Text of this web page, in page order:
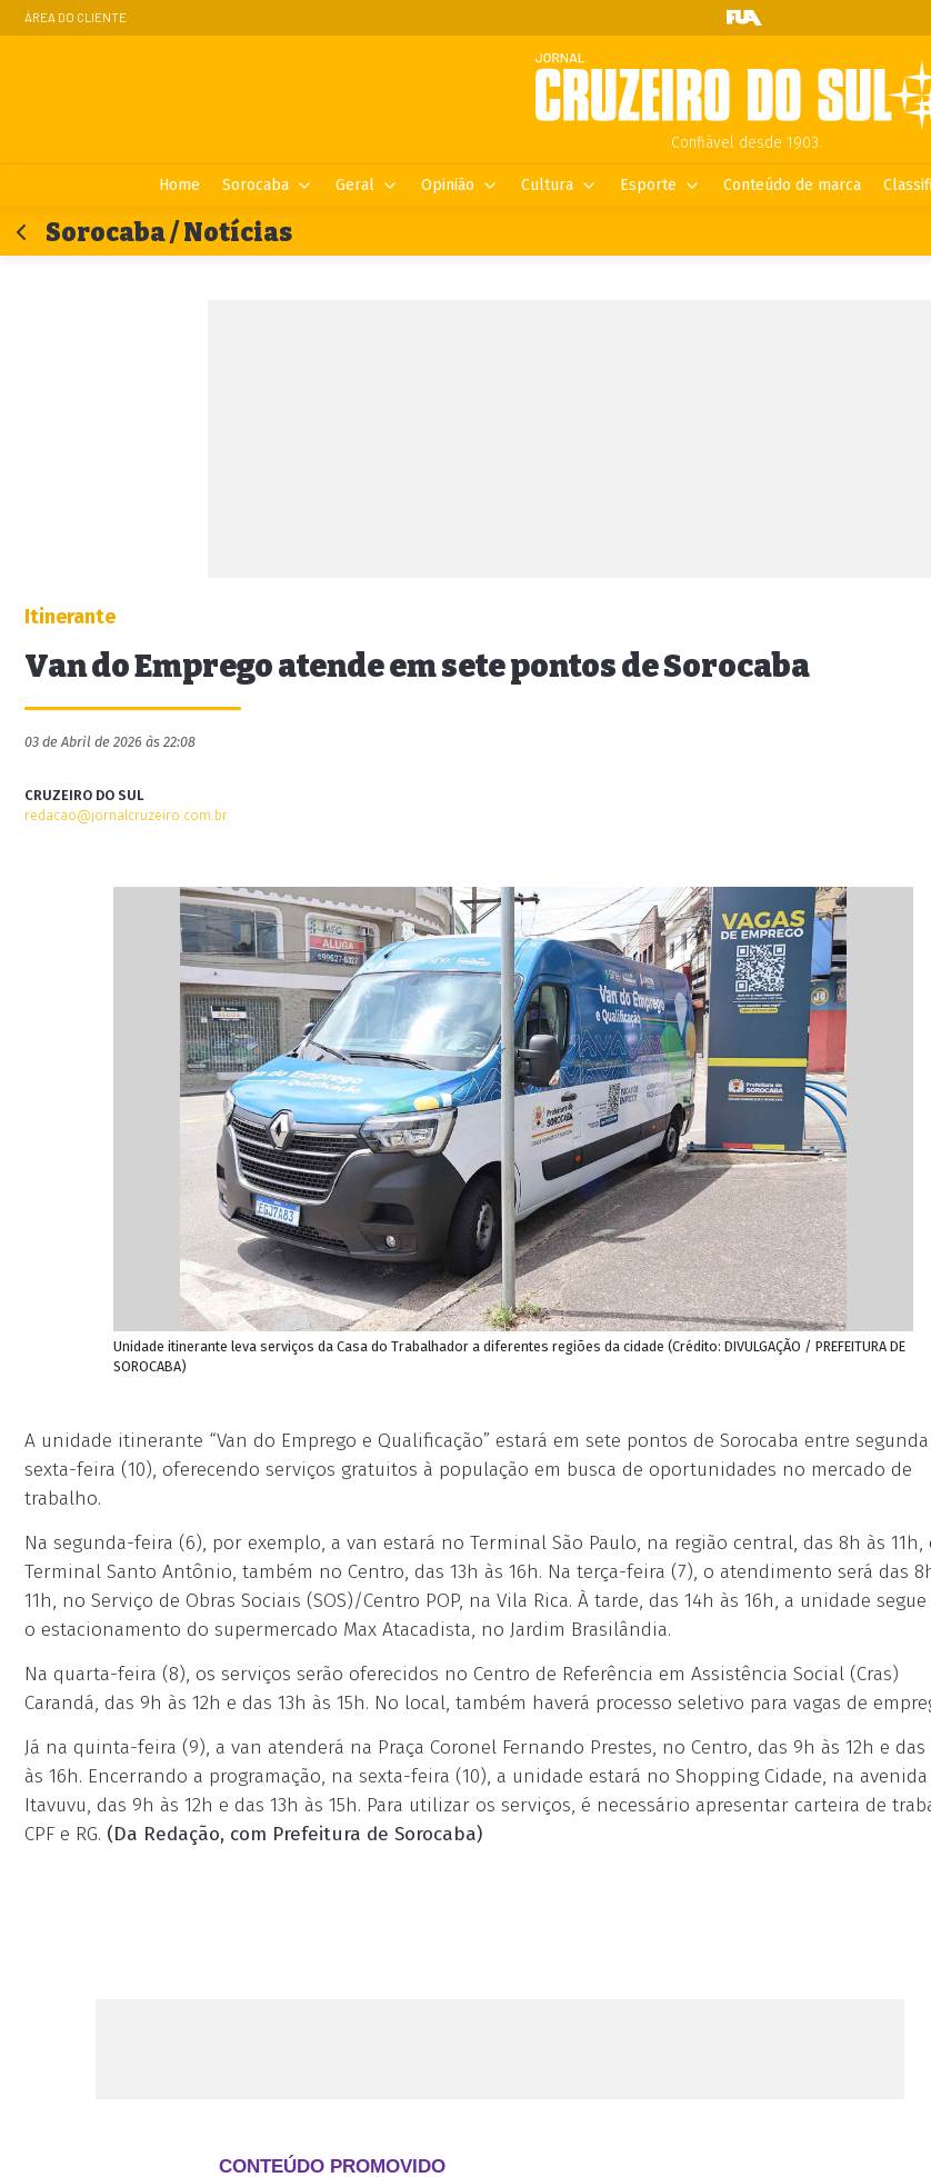
ÁREA DO CLIENTE
Confiável desde 1903.
Home Sorocaba Geral Opinião Cultura Esporte Conteúdo de marca
Sorocaba / Notícias
Itinerante
Van do Emprego atende em sete pontos de Sorocaba
03 de Abril de 2026 às 22:08
CRUZEIRO DO SUL
redacao@jornalcruzeiro.com.br
Unidade itinerante leva serviços da Casa do Trabalhador a diferentes regiões da cidade (Crédito: DIVULGAÇÃO / PREFEITURA DE
SOROCABA)
A unidade itinerante “Van do Emprego e Qualificação” estará em sete pontos de Sorocaba entre
sexta-feira (10), oferecendo serviços gratuitos à população em busca de oportunidades no mercado de
trabalho.
Na segunda-feira (6), por exemplo, a van estará no Terminal São Paulo, na região central, das 8h às 11h,
Terminal Santo Antônio, também no Centro, das 13h às 16h. Na terça-feira (7), o atendimento será das
11h, no Serviço de Obras Sociais (SOS)/Centro POP, na Vila Rica. À tarde, das 14h às 16h, a unidade
o estacionamento do supermercado Max Atacadista, no Jardim Brasilândia.
Na quarta-feira (8), os serviços serão oferecidos no Centro de Referência em Assistência Social (Cras)
Carandá, das 9h às 12h e das 13h às 15h. No local, também haverá processo seletivo para vagas de
Já na quinta-feira (9), a van atenderá na Praça Coronel Fernando Prestes, no Centro, das 9h às 12h e das
às 16h. Encerrando a programação, na sexta-feira (10), a unidade estará no Shopping Cidade, na avenida
Itavuvu, das 9h às 12h e das 13h às 15h. Para utilizar os serviços, é necessário apresentar carteira de
CPF e RG. (Da Redação, com Prefeitura de Sorocaba)